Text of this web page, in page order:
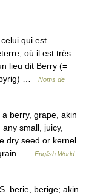
qui est
où il est très
lieu dit Berry (=
byrig) …
Noms de
berry, grape, akin
small, juicy,
dry seed or kernel
grain …
English World
berie, berige; akin